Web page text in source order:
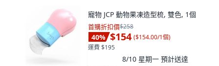
寵物 JCP 動物果凍造型梳, 雙色, 1個
首購折扣價$258
40% $154 ($154.00/1個)
運費 $195
8/10 星期一 預計送達